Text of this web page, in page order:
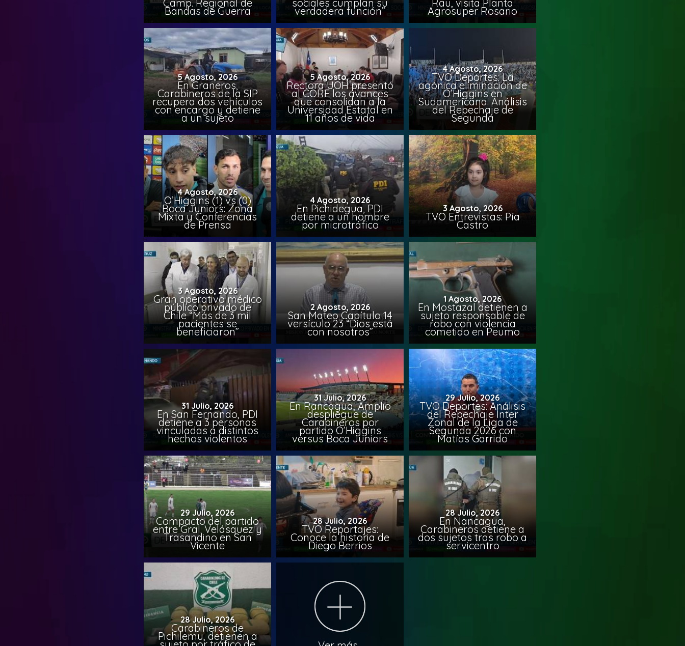
Camp. Regional de
Bandas de Guerra
sociales cumplan su
verdadera función”
Rau, visita Planta
Agrosuper Rosario
5 Agosto, 2026
En Graneros,
Carabineros de la SIP
recupera dos vehículos
con encargo y detiene
a un sujeto
5 Agosto, 2026
Rectora UOH presentó
al CORE los avances
que consolidan a la
Universidad Estatal en
11 años de vida
4 Agosto, 2026
TVO Deportes: La
agónica eliminación de
O’Higgins en
Sudamericana. Análisis
del Repechaje de
Segunda
4 Agosto, 2026
O’Higgins (1) vs (0)
Boca Juniors: Zona
Mixta y Conferencias
de Prensa
4 Agosto, 2026
En Pichidegua, PDI
detiene a un hombre
por microtráfico
3 Agosto, 2026
TVO Entrevistas: Pía
Castro
3 Agosto, 2026
Gran operativo médico
público privado de
Chile “Más de 3 mil
pacientes se
beneficiaron”
2 Agosto, 2026
San Mateo Capítulo 14
versículo 23 “Dios está
con nosotros”
1 Agosto, 2026
En Mostazal detienen a
sujeto responsable de
robo con violencia
cometido en Peumo
31 Julio, 2026
En San Fernando, PDI
detiene a 3 personas
vinculadas a distintos
hechos violentos
31 Julio, 2026
En Rancagua, Amplio
despliegue de
Carabineros por
partido O’Higgins
versus Boca Juniors
29 Julio, 2026
TVO Deportes: Análisis
del Repechaje Inter
Zonal de la Liga de
Segunda 2026 con
Matías Garrido
29 Julio, 2026
Compacto del partido
entre Gral. Velásquez y
Trasandino en San
Vicente
28 Julio, 2026
TVO Reportajes:
Conoce la historia de
Diego Berrios
28 Julio, 2026
En Nancagua,
Carabineros detiene a
dos sujetos tras robo a
servicentro
28 Julio, 2026
Carabineros de
Pichilemu, detienen a